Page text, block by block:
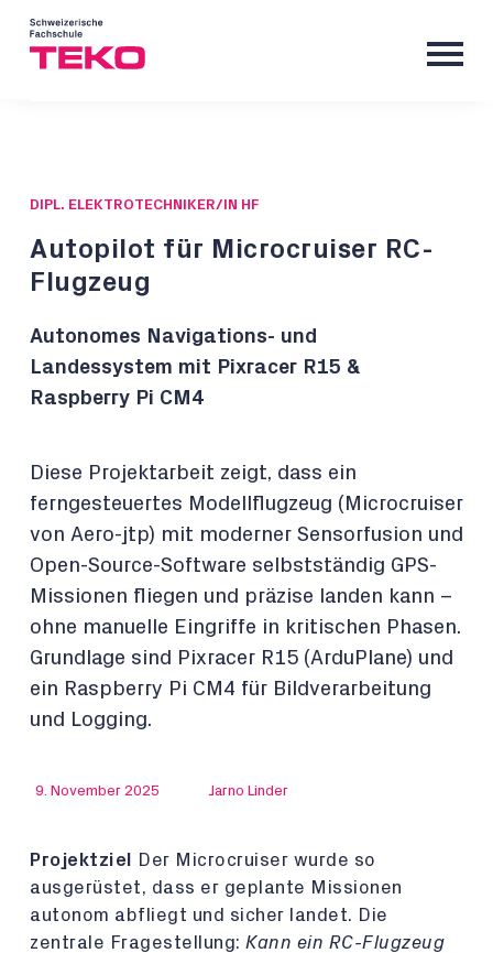
DIPL. ELEKTROTECHNIKER/IN HF
Autopilot für Microcruiser RC-
Flugzeug
Autonomes Navigations- und
Landessystem mit Pixracer R15 &
Raspberry Pi CM4
Diese Projektarbeit zeigt, dass ein
ferngesteuertes Modellflugzeug (Microcruiser
von Aero-jtp) mit moderner Sensorfusion und
Open-Source-Software selbstständig GPS-
Missionen fliegen und präzise landen kann –
ohne manuelle Eingriffe in kritischen Phasen.
Grundlage sind Pixracer R15 (ArduPlane) und
ein Raspberry Pi CM4 für Bildverarbeitung
und Logging.
9. November 2025 Jarno Linder
Projektziel
Der Microcruiser wurde so
ausgerüstet, dass er geplante Missionen
autonom abfliegt und sicher landet. Die
zentrale Fragestellung: Kann ein RC-Flugzeug